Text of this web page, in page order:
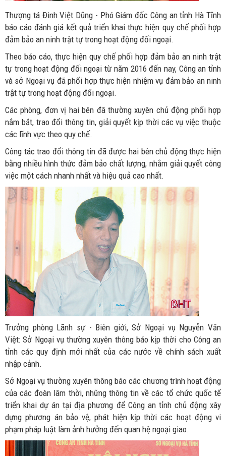
Thượng tá Đinh Việt Dũng - Phó Giám đốc Công an tỉnh Hà Tĩnh
báo cáo đánh giá kết quả triển khai thực hiện quy chế phối hợp
đảm bảo an ninh trật tự trong hoạt động đối ngoại.
Theo báo cáo, thực hiện quy chế phối hợp đảm bảo an ninh trật
tự trong hoạt động đối ngoại từ năm 2016 đến nay, Công an tỉnh
và sở Ngoại vụ đã phối hợp thực hiện nhiệm vụ đảm bảo an ninh
trật tự trong hoạt động đối ngoại.
Các phòng, đơn vị hai bên đã thường xuyên chủ động phối hợp
nắm bắt, trao đổi thông tin, giải quyết kịp thời các vụ việc thuộc
các lĩnh vực theo quy chế.
Công tác trao đổi thông tin đã được hai bên chủ động thực hiện
bằng nhiều hình thức đảm bảo chất lượng, nhằm giải quyết công
việc một cách nhanh nhất và hiệu quả cao nhất.
Trưởng phòng Lãnh sự - Biên giới, Sở Ngoại vụ Nguyễn Văn
Việt: Sở Ngoại vụ thường xuyên thông báo kịp thời cho Công an
tỉnh các quy định mới nhất của các nước về chính sách xuất
nhập cảnh.
Sở Ngoại vụ thường xuyên thông báo các chương trình hoạt động
của các đoàn lâm thời, những thông tin về các tổ chức quốc tế
triển khai dự án tại địa phương để Công an tỉnh chủ động xây
dựng phương án bảo vệ, phát hiện kịp thời các hoạt động vi
phạm pháp luật làm ảnh hưởng đến quan hệ ngoại giao.